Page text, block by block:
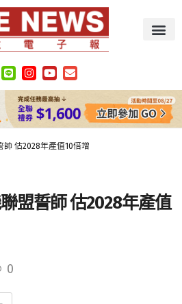
師 估2028年產值10倍增
盟誓師 估2028年產值
0